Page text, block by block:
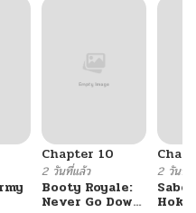
Chapter 10
2 วันที่แล้ว
Booty Royale:
Never Go Down
2 วันที่แ